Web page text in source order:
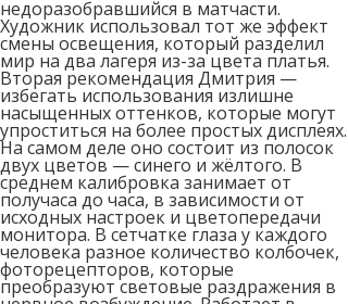
недоразобравшийся в матчасти.
Художник использовал тот же эффект
смены освещения, который разделил
мир на два лагеря из-за цвета платья.
Вторая рекомендация Дмитрия —
избегать использования излишне
насыщенных оттенков, которые могут
упроститься на более простых дисплеях.
На самом деле оно состоит из полосок
двух цветов — синего и жёлтого. В
среднем калибровка занимает от
получаса до часа, в зависимости от
исходных настроек и цветопередачи
монитора. В сетчатке глаза у каждого
человека разное количество колбочек,
фоторецепторов, которые
преобразуют световые раздражения в